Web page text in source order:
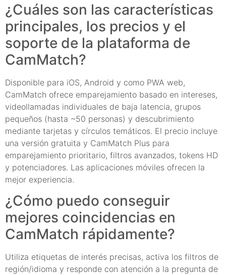
¿Cuáles son las características
principales, los precios y el
soporte de la plataforma de
CamMatch?
Disponible para iOS, Android y como PWA web,
CamMatch ofrece emparejamiento basado en intereses,
videollamadas individuales de baja latencia, grupos
pequeños (hasta ~50 personas) y descubrimiento
mediante tarjetas y círculos temáticos. El precio incluye
una versión gratuita y CamMatch Plus para
emparejamiento prioritario, filtros avanzados, tokens HD
y potenciadores. Las aplicaciones móviles ofrecen la
mejor experiencia.
¿Cómo puedo conseguir
mejores coincidencias en
CamMatch rápidamente?
Utiliza etiquetas de interés precisas, activa los filtros de
región/idioma y responde con atención a la pregunta de